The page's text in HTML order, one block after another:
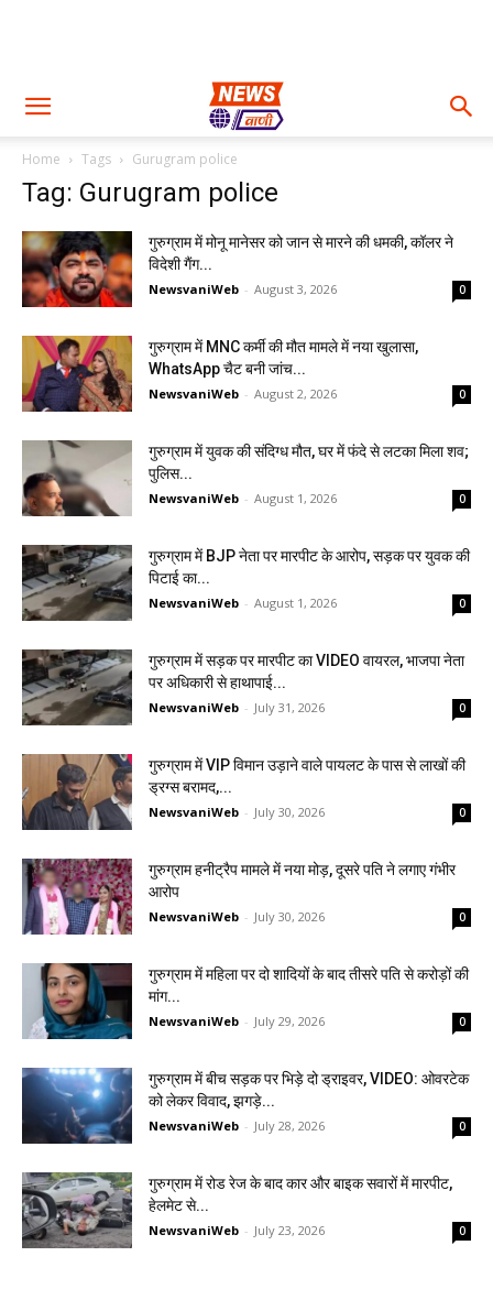
Home Tags Gurugram police
Tag: Gurugram police
गुरुग्राम में मोनू मानेसर को जान से मारने की धमकी, कॉलर ने
विदेशी गैंग...
NewsvaniWeb - August 3, 2026 0
गुरुग्राम में MNC कर्मी की मौत मामले में नया खुलासा,
WhatsApp चैट बनी जांच...
NewsvaniWeb - August 2, 2026 0
गुरुग्राम में युवक की संदिग्ध मौत, घर में फंदे से लटका मिला शव;
पुलिस...
NewsvaniWeb - August 1, 2026 0
गुरुग्राम में BJP नेता पर मारपीट के आरोप, सड़क पर युवक की
पिटाई का...
NewsvaniWeb - August 1, 2026 0
गुरुग्राम में सड़क पर मारपीट का VIDEO वायरल, भाजपा नेता
पर अधिकारी से हाथापाई...
NewsvaniWeb - July 31, 2026 0
गुरुग्राम में VIP विमान उड़ाने वाले पायलट के पास से लाखों की
ड्रग्स बरामद,...
NewsvaniWeb - July 30, 2026 0
गुरुग्राम हनीट्रैप मामले में नया मोड़, दूसरे पति ने लगाए गंभीर
आरोप
NewsvaniWeb - July 30, 2026 0
गुरुग्राम में महिला पर दो शादियों के बाद तीसरे पति से करोड़ों की
मांग...
NewsvaniWeb - July 29, 2026 0
गुरुग्राम में बीच सड़क पर भिड़े दो ड्राइवर, VIDEO: ओवरटेक
को लेकर विवाद, झगड़े...
NewsvaniWeb - July 28, 2026 0
गुरुग्राम में रोड रेज के बाद कार और बाइक सवारों में मारपीट,
हेलमेट से...
NewsvaniWeb - July 23, 2026 0